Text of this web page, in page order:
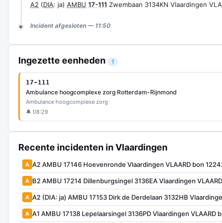
A2 (DIA: ja) AMBU 17-111 Zwembaan 3134KN Vlaardingen
Incident afgesloten — 11:50
Ingezette eenheden 1
17-111
Ambulance hoogcomplexe zorg Rotterdam-Rijnmond
Ambulance hoogcomplexe zorg
🔔 08:29
Recente incidenten in Vlaardingen
A A2 AMBU 17146 Hoevenronde Vlaardingen VLAARD bon
A B2 AMBU 17214 Dillenburgsingel 3136EA Vlaardingen
A A2 (DIA: ja) AMBU 17153 Dirk de Derdelaan 3132HB
A A1 AMBU 17138 Lepelaarsingel 3136PD Vlaardingen VLAARD